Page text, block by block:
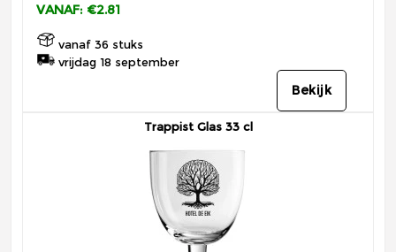
VANAF: €2.81
vanaf 36 stuks
vrijdag 18 september
Bekijk
Trappist Glas 33 cl